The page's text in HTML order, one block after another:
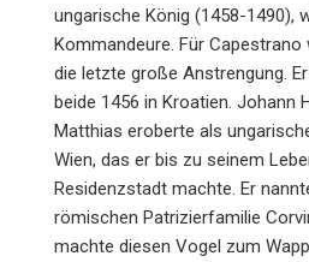
ungarische König (1458-1490),
Kommandeure. Für
die letzte große Anstrengung.
beide 1456 in Kroa­tien. Johann
Matthias eroberte als
Wien, das er bis zu seinem
Residenzstadt machte. Er
römischen Patrizierfamilie
machte diesen Vogel zum